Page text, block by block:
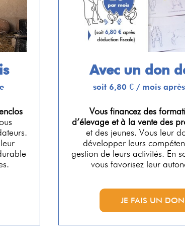
Avec un don
soit 6,80 € / mois
Vous financez des
d’élevage et à la vente des
et des jeunes. Vous leur
développer leurs
gestion de leurs activités. En
vous favorisez leur
JE FAIS UN